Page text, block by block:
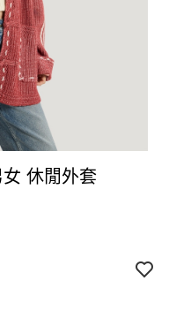
休閒外套